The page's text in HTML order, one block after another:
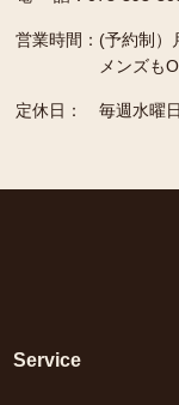
営業時間： (予約制
メンズも
定休日： 毎週水曜日
Service